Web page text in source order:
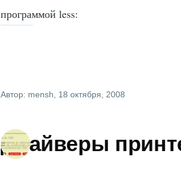
программой less:
Автор: mensh , 18 октября, 2008
Драйверы